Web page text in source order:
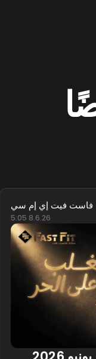
فاست فيت إي إم سي
8.6.26 5:05